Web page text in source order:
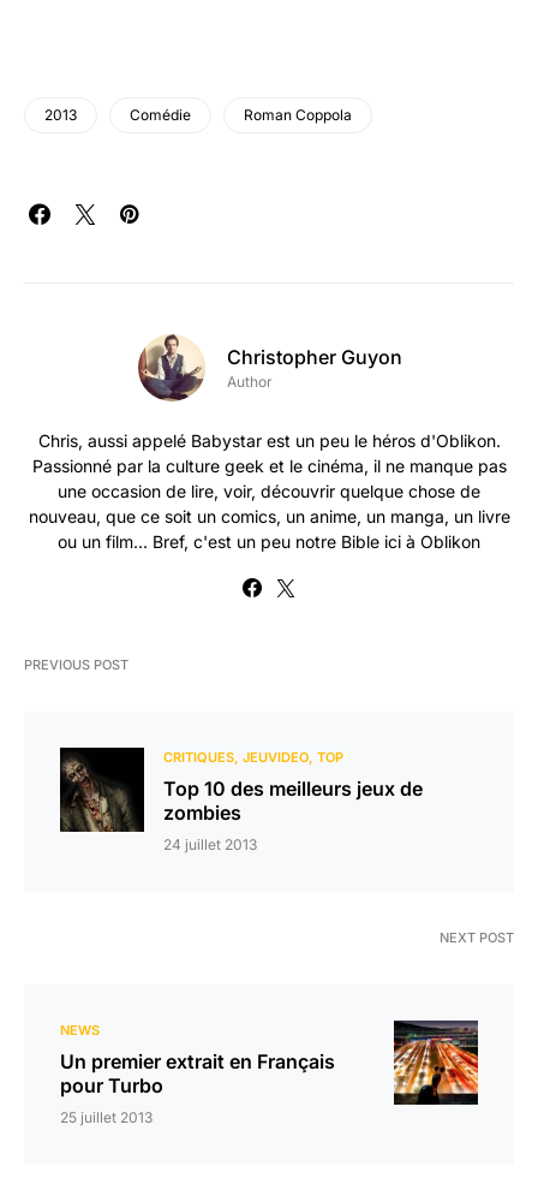
2013 Comédie Roman Coppola
Christopher Guyon
Author
Chris, aussi appelé Babystar est un peu le héros d'Oblikon.
Passionné par la culture geek et le cinéma, il ne manque pas
une occasion de lire, voir, découvrir quelque chose de
nouveau, que ce soit un comics, un anime, un manga, un livre
ou un film... Bref, c'est un peu notre Bible ici à Oblikon
PREVIOUS POST
CRITIQUES JEUVIDEO TOP
Top 10 des meilleurs jeux de
zombies
24 juillet 2013
NEXT POST
NEWS
Un premier extrait en Français
pour Turbo
25 juillet 2013